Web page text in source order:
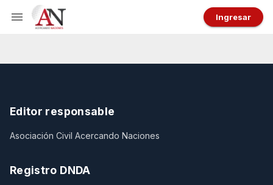
Ingresar
Editor responsable
Asociación Civil Acercando Naciones
Registro DNDA